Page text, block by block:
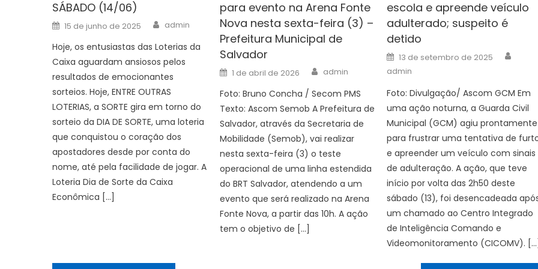
SÁBADO (14/06)
Posted
on
15 de junho de 2025 Author
admin
Hoje, os entusiastas das Loterias da
Caixa aguardam ansiosos pelos
resultados de emocionantes
sorteios. Hoje, ENTRE OUTRAS
LOTERIAS, a SORTE gira em torno do
sorteio da DIA DE SORTE, uma loteria
que conquistou o coração dos
apostadores desde por conta do
nome, até pela facilidade de jogar. A
Loteria Dia de Sorte da Caixa
Econômica […]
para evento na Arena Fonte
Nova nesta sexta-feira (3) –
Prefeitura Municipal de
Salvador
Posted
on
1 de abril de 2026 Author
admin
Foto: Bruno Concha / Secom PMS
Texto: Ascom Semob A Prefeitura de
Salvador, através da Secretaria de
Mobilidade (Semob), vai realizar
nesta sexta-feira (3) o teste
operacional de uma linha estendida
do BRT Salvador, atendendo a um
evento que será realizado na Arena
Fonte Nova, a partir das 10h. A ação
tem o objetivo de […]
escola e apreende veículo
adulterado; suspeito é
detido
Posted
on
13 de setembro de 2025
admin
Foto: Divulgação/ Ascom GCM Em
uma ação noturna, a Guarda Civil
Municipal (GCM) agiu prontamente
para frustrar uma tentativa de
e apreender um veículo com sinais
de adulteração. A ação, que teve
início por volta das 2h50 deste
sábado (13), foi desencadeada
um chamado ao Centro Integrado
de Inteligência Comando e
Videomonitoramento (CICOMV). […]